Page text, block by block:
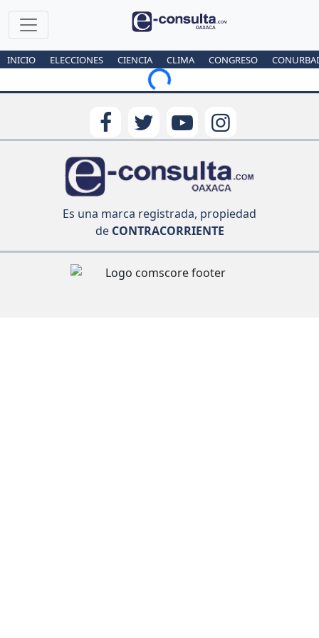
INICIO ELECCIONES CIENCIA CLIMA CONGRESO
Loading...
Es una marca registrada, propiedad
deCONTRACORRIENTE